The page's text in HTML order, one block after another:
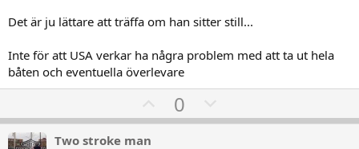
Det är ju lättare att träffa om han sitter still...
Inte för att USA verkar ha några problem med att ta ut hela
båten och eventuella överlevare
U
p
0
o
Two stroke man